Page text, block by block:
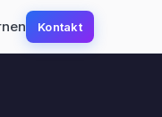
Kontakt